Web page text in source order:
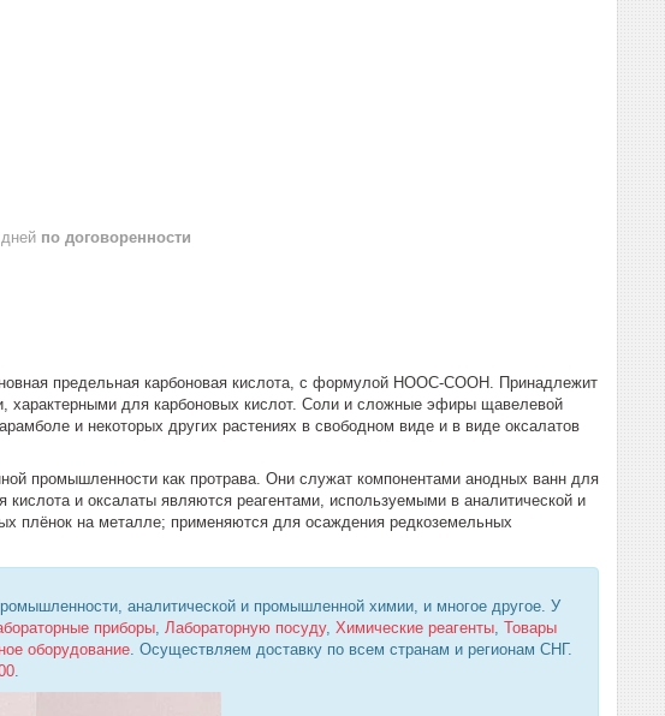
по договоренности
предельная карбоновая кислота, с формулой HOOC-COOH. Принадлежит
характерными для карбоновых кислот. Соли и сложные эфиры щавелевой
и некоторых других растениях в свободном виде и в виде оксалатов
промышленности как протрава. Они служат компонентами анодных ванн для
и оксалаты являются реагентами, используемыми в аналитической и
плёнок на металле; применяются для осаждения редкоземельных
аналитической и промышленной химии, и многое другое. У
приборы Лабораторную посуду, Химические реагенты Товары
оборудование . Осуществляем доставку по всем странам и регионам СНГ.